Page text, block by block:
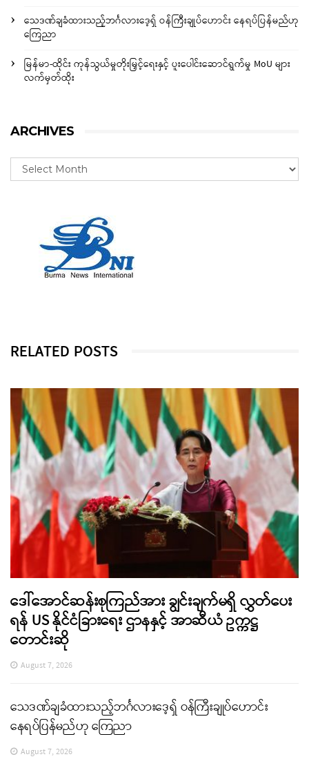
သေဒဏ်ချခံထားသည့်ဘင်္ဂလားဒေ့ရှ် ဝန်ကြီးချုပ်ဟောင်း နေရပ်ပြန်မည်ဟု
ကြေညာ
မြန်မာ-ထိုင်း ကုန်သွယ်မှုတိုးမြှင့်ရေးနှင့် ပူးပေါင်းဆောင်ရွက်မှု MoU များ
လက်မှတ်ထိုး
ARCHIVES
RELATED POSTS
ဒေါ်အောင်ဆန်းစုကြည်အား ချွင်းချက်မရှိ လွှတ်ပေး
ရန် US နိုင်ငံခြားရေး ဌာနနှင့် အာဆီယံ ဥက္ကဋ္ဌ
တောင်းဆို
August 7, 2026
သေဒဏ်ချခံထားသည့်ဘင်္ဂလားဒေ့ရှ် ဝန်ကြီးချုပ်ဟောင်း
နေရပ်ပြန်မည်ဟု ကြေညာ
August 7, 2026